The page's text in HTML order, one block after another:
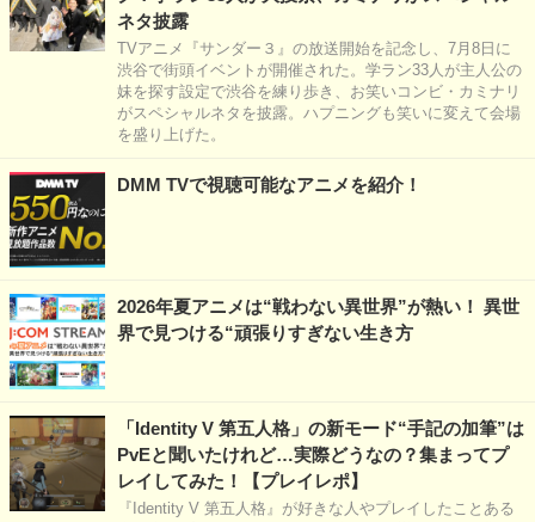
ネタ披露
TVアニメ『サンダー３』の放送開始を記念し、7月8日に
渋谷で街頭イベントが開催された。学ラン33人が主人公の
妹を探す設定で渋谷を練り歩き、お笑いコンビ・カミナリ
がスペシャルネタを披露。ハプニングも笑いに変えて会場
を盛り上げた。
DMM TVで視聴可能なアニメを紹介！
2026年夏アニメは“戦わない異世界”が熱い！ 異世
界で見つける“頑張りすぎない生き方
「Identity V 第五人格」の新モード“手記の加筆”は
PvEと聞いたけれど…実際どうなの？集まってプ
レイしてみた！【プレイレポ】
『Identity V 第五人格』が好きな人やプレイしたことある